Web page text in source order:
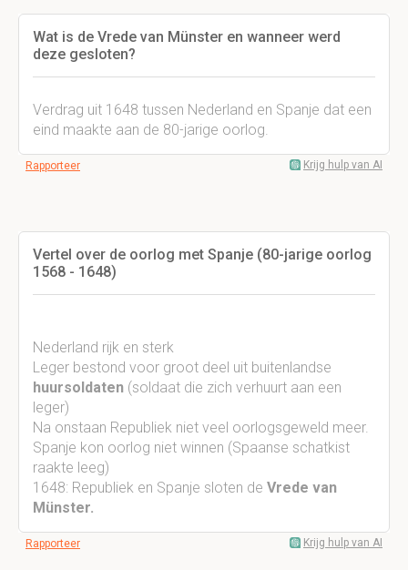
Wat is de Vrede van Münster en wanneer werd
deze gesloten?
Verdrag uit 1648 tussen Nederland en Spanje dat een
eind maakte aan de 80-jarige oorlog.
Rapporteer Krijg hulp van AI
Vertel over de oorlog met Spanje (80-jarige oorlog
1568 - 1648)
Nederland rijk en sterk
Leger bestond voor groot deel uit buitenlandse
huursoldaten (soldaat die zich verhuurt aan een
leger)
Na onstaan Republiek niet veel oorlogsgeweld meer.
Spanje kon oorlog niet winnen (Spaanse schatkist
raakte leeg)
1648: Republiek en Spanje sloten de Vrede van
Münster.
Rapporteer Krijg hulp van AI